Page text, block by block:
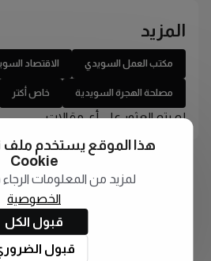
المزيد
مكتب العمل السويدي الاقتصاد
مصلحة الهجرة السويدية خاص أكتر
لم يتم العثور على أي مقالات
هذا الموقع يستخدم ملف
Cookie
لمزيد من المعلومات الرجاء
الخصوصية
قبول الكل
قبول